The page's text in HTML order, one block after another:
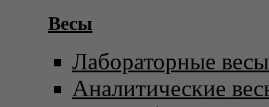
Весы
Лабораторные весы
Аналитические